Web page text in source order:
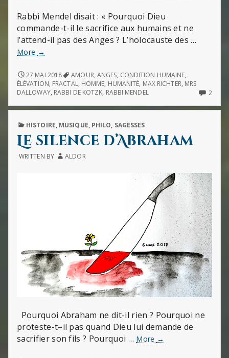
Rabbi Mendel disait : « Pourquoi Dieu
commande-t-il le sacrifice aux humains et ne
l’attend-il pas des Anges ? L’holocauste des …
More « Telle
la
prééminence
des
œuvres
→
« TELLE
EST
LA
DES
HUMAINES »
27 MAI 2018 AMOUR, ANGES, CONDITION HUMAINE,
ÉLÉVATION, FRACTAL, HOMME, HUMANITÉ, MAX RICHTER, MRS
DALLOWAY, RABBI DE KOTZK, RABBI MENDEL 2
ON
PUBLISHED
HISTOIRE, MUSIQUE, PHILO, SAGESSES
Le silence d’Abraham
WRITTEN BY ALDOR
Pourquoi Abraham ne dit-il rien ? Pourquoi ne
proteste-t–il pas quand Dieu lui demande de
sacrifier son fils ? Pourquoi … More Le
→